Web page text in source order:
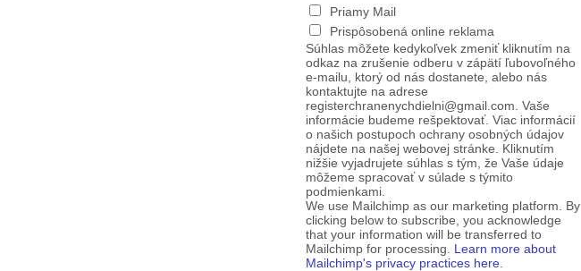
Priamy Mail
Prispôsobená online reklama
Súhlas môžete kedykoľvek zmeniť kliknutím na
odkaz na zrušenie odberu v zápätí ľubovoľného
e-mailu, ktorý od nás dostanete, alebo nás
kontaktujte na adrese
registerchranenychdielni@gmail.com. Vaše
informácie budeme rešpektovať. Viac informácií
o našich postupoch ochrany osobných údajov
nájdete na našej webovej stránke. Kliknutím
nižšie vyjadrujete súhlas s tým, že Vaše údaje
môžeme spracovať v súlade s týmito
podmienkami.
We use Mailchimp as our marketing platform. By
clicking below to subscribe, you acknowledge
that your information will be transferred to
Mailchimp for processing. Learn more about
Mailchimp's privacy practices here.